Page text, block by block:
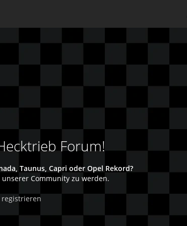
Forum!
Taunus, Capri oder Opel Rekord?
Community zu werden.
registrieren